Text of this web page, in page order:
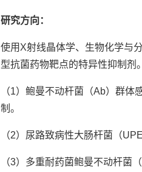
研究方向：
使用X射线晶体学、生物化学与
型抗菌药物靶点的特异性抑制剂
（1）鲍曼不动杆菌（Ab）群
制。
（2）尿路致病性大肠杆菌（
（3）多重耐药菌鲍曼不动杆菌